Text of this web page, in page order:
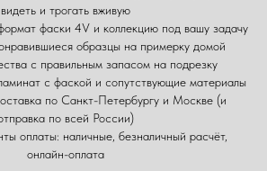
видеть и трогать вживую
фаски 4V и коллекцию под вашу задачу
образцы на примерку домой
с правильным запасом на подрезку
с фаской и сопутствующие материалы
по Санкт-Петербургу и Москве (и
по всей России)
оплаты: наличные, безналичный расчёт,
онлайн-оплата